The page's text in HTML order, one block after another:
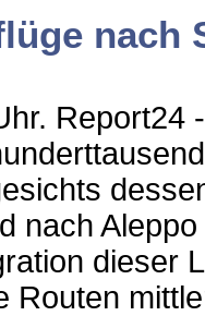
nach
nach
dieser
Routen